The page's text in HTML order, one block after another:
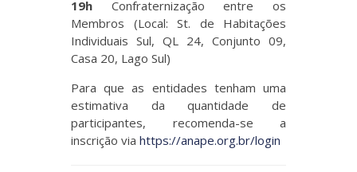
19h Confraternização entre os
Membros (Local: St. de Habitações
Individuais Sul, QL 24, Conjunto 09,
Casa 20, Lago Sul)
Para que as entidades tenham uma
estimativa da quantidade de
participantes, recomenda-se a
inscrição via https://anape.org.br/login